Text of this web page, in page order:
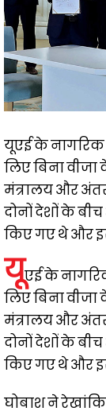
यूएई के नागरिक
लिए बिना
मंत्रालय और
दोनों देशों के
किए गए थे और
यूएई के
लिए बिना
मंत्रालय और
दोनों देशों के
किए गए थे और
घोबाश ने